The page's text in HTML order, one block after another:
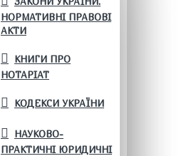
НОРМАТИВНІ ПРАВОВІ
АКТИ
КНИГИ ПРО
НОТАРІАТ
КОДЕКСИ УКРАЇНИ
НАУКОВО-
ПРАКТИЧНІ ЮРИДИЧНІ